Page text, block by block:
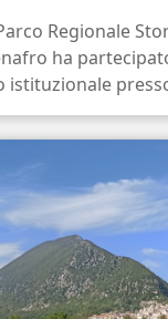
Regionale
ha